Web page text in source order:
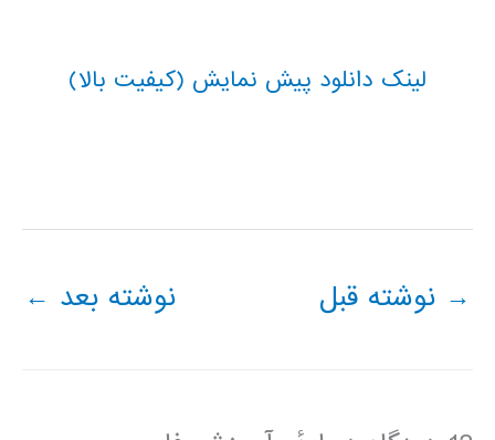
لینک دانلود پیش نمایش (کیفیت بالا)
→ نوشته قبل نوشته بعد ←